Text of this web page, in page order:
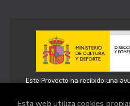
Este Proyecto ha recibido una
Esta web utiliza cookies